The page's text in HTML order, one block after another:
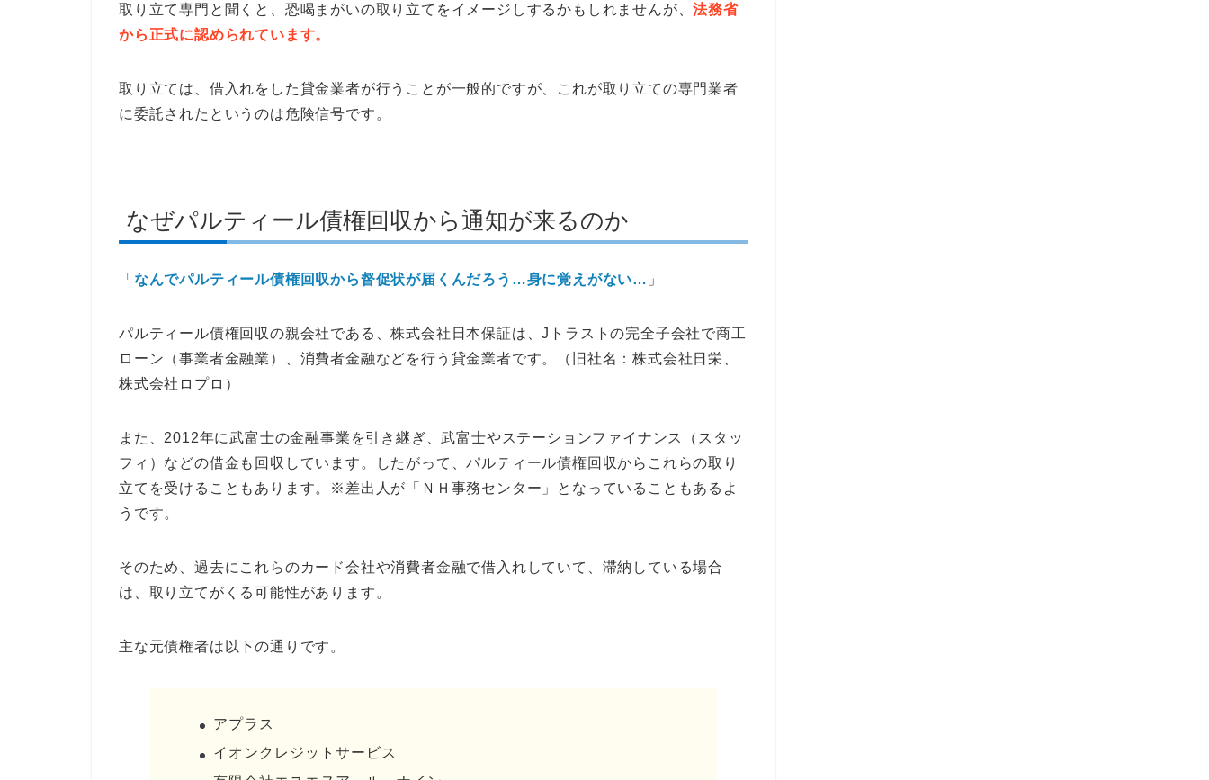
取り立て専門と聞くと、恐喝まがいの取り立てをイメージしするかもしれませんが、法務省
から正式に認められています。
取り立ては、借入れをした貸金業者が行うことが一般的ですが、これが取り立ての専門業者
に委託されたというのは危険信号です。
なぜパルティール債権回収から通知が来るのか
「 なんでパルティール債権回収から督促状が届くんだろう…身に覚えがない… 」
パルティール債権回収の親会社である、株式会社日本保証は、Jトラストの完全子会社で商工
ローン（事業者金融業）、消費者金融などを行う貸金業者です。（旧社名：株式会社日栄、
株式会社ロプロ）
また、2012年に武富士の金融事業を引き継ぎ、武富士やステーションファイナンス（スタッ
フィ）などの借金も回収しています。したがって、パルティール債権回収からこれらの取り
立てを受けることもあります。※差出人が「ＮＨ事務センター」となっていることもあるよ
うです。
そのため、過去にこれらのカード会社や消費者金融で借入れしていて、滞納している場合
は、取り立てがくる可能性があります。
主な元債権者は以下の通りです。
アプラス
イオンクレジットサービス